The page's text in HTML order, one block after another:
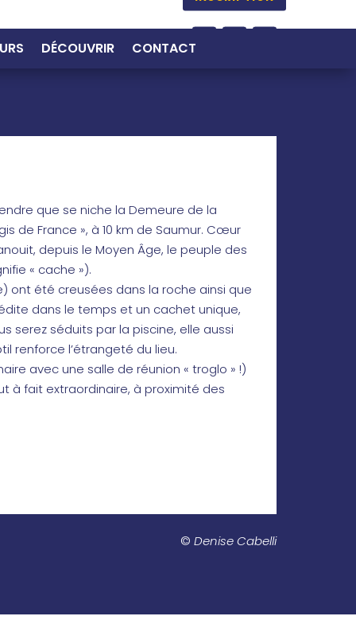
DÉCOUVRIR CONTACT
que se niche la Demeure de la
de France », à 10 km de Saumur. Cœur
depuis le Moyen Âge, le peuple des
« cache »).
ont été creusées dans la roche ainsi que
dans le temps et un cachet unique,
serez séduits par la piscine, elle aussi
renforce l’étrangeté du lieu.
avec une salle de réunion « troglo » !)
à fait extraordinaire, à proximité des
© Denise Cabelli